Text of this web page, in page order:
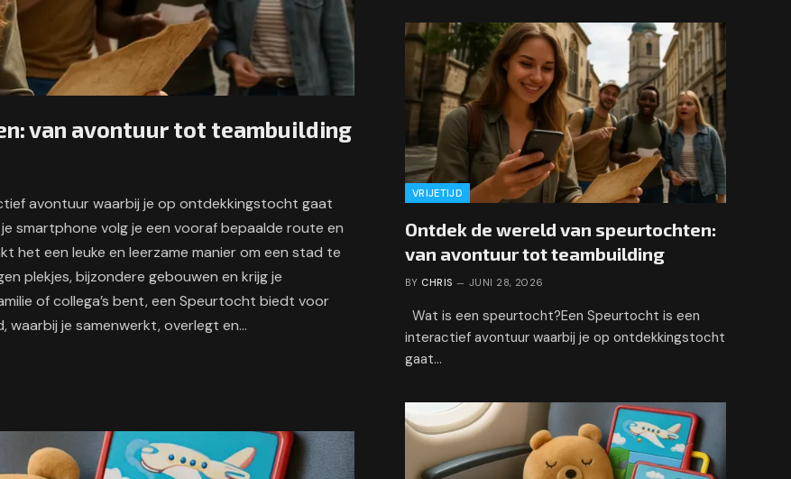
van avontuur tot teambuilding
avontuur waarbij je op ontdekkingstocht gaat
smartphone volg je een vooraf bepaalde route en
het een leuke en leerzame manier om een stad te
plekjes, bijzondere gebouwen en krijg je
of collega’s bent, een Speurtocht biedt voor
waarbij je samenwerkt, overlegt en…
VRIJETIJD
Ontdek de wereld van speurtochten:
van avontuur tot teambuilding
BY CHRIS JUNI 28, 2026
Wat is een speurtocht?Een Speurtocht is een
interactief avontuur waarbij je op ontdekkingstocht
gaat…